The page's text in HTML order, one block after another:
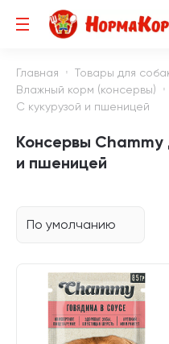
Главная Товары для
Влажный корм (консервы)
С кукурузой и пшеницей
Консервы Chammy
и пшеницей
По умолчанию